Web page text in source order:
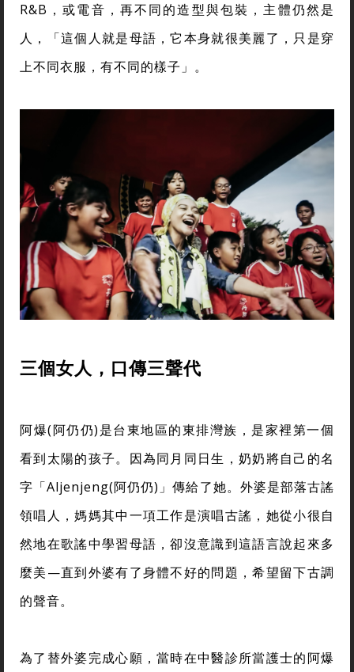
R&B，或電音，再不同的造型與包裝，主體仍然是
人，「這個人就是母語，它本身就很美麗了，只是穿
上不同衣服，有不同的樣子」 。
三個女人，口傳三聲代
阿爆(阿仍仍)是台東地區的東排灣族，是家裡第一個
看到太陽的孩子。因為同月同日生，奶奶將自己的名
字「Aljenjeng(阿仍仍)」傳給了她。外婆是部落古謠
領唱人，媽媽其中一項工作是演唱古謠，她從小很自
然地在歌謠中學習母語，卻沒意識到這語言說起來多
麼美—直到外婆有了身體不好的問題，希望留下古調
的聲音。
為了替外婆完成心願，當時在中醫診所當護士的阿爆